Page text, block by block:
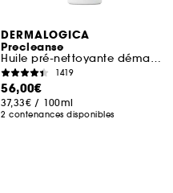
DERMALOGICA
Precleanse
Huile pré-nettoyante démaquillante
1419
56,00€
37,33€ / 100ml
2 contenances disponibles